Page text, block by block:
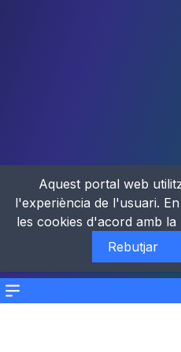
Menu
Aquest portal web
l'experiència de l'usuari.
les cookies d'acord amb la
Rebutjar